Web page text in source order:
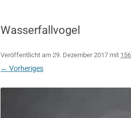
Wasserfallvogel
Veröffentlicht am 29. Dezember 2017 mit
← Vorheriges